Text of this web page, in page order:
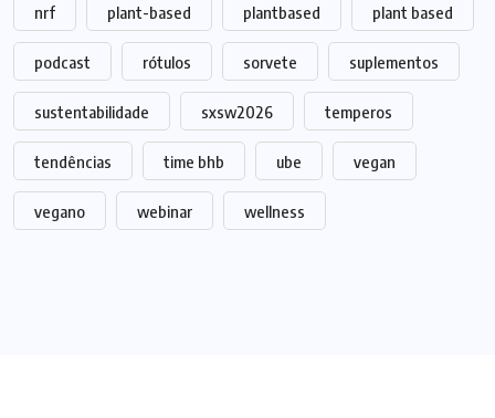
nrf plant-based plantbased plant based
podcast rótulos sorvete suplementos
sustentabilidade sxsw2026 temperos
tendências time bhb ube vegan
vegano webinar wellness